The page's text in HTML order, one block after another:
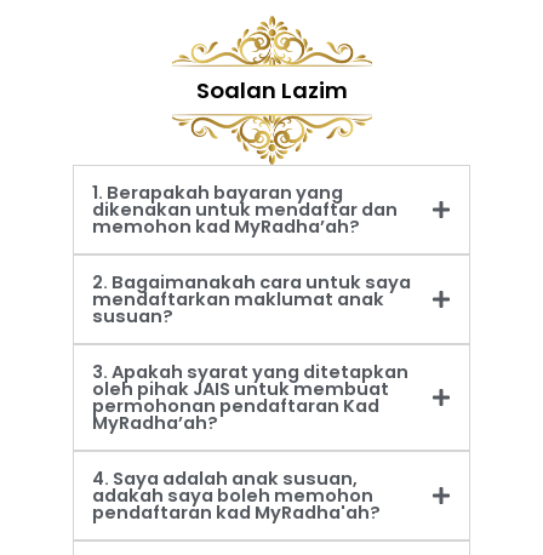
Soalan Lazim
1. Berapakah bayaran yang
dikenakan untuk mendaftar dan
memohon kad MyRadha’ah?
2. Bagaimanakah cara untuk saya
mendaftarkan maklumat anak
susuan?
3. Apakah syarat yang ditetapkan
oleh pihak JAIS untuk membuat
permohonan pendaftaran Kad
MyRadha’ah?
4. Saya adalah anak susuan,
adakah saya boleh memohon
pendaftaran kad MyRadha'ah?